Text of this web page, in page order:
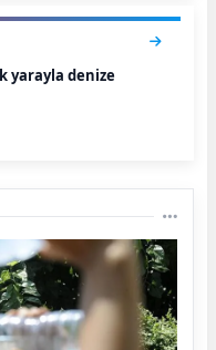
yarayla denize